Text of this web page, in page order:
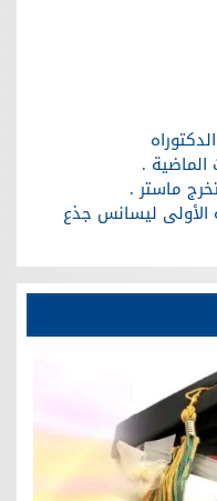
الماضية .
ماستر .
الأولى ليسانس جذع